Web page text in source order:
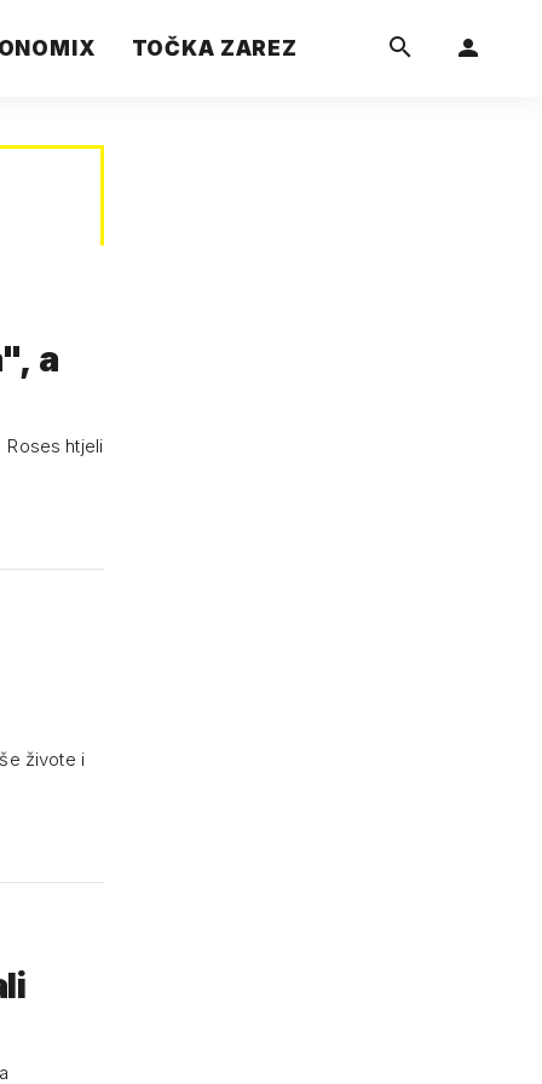
TOČKA ZAREZ
a
Roses htjeli
živote i